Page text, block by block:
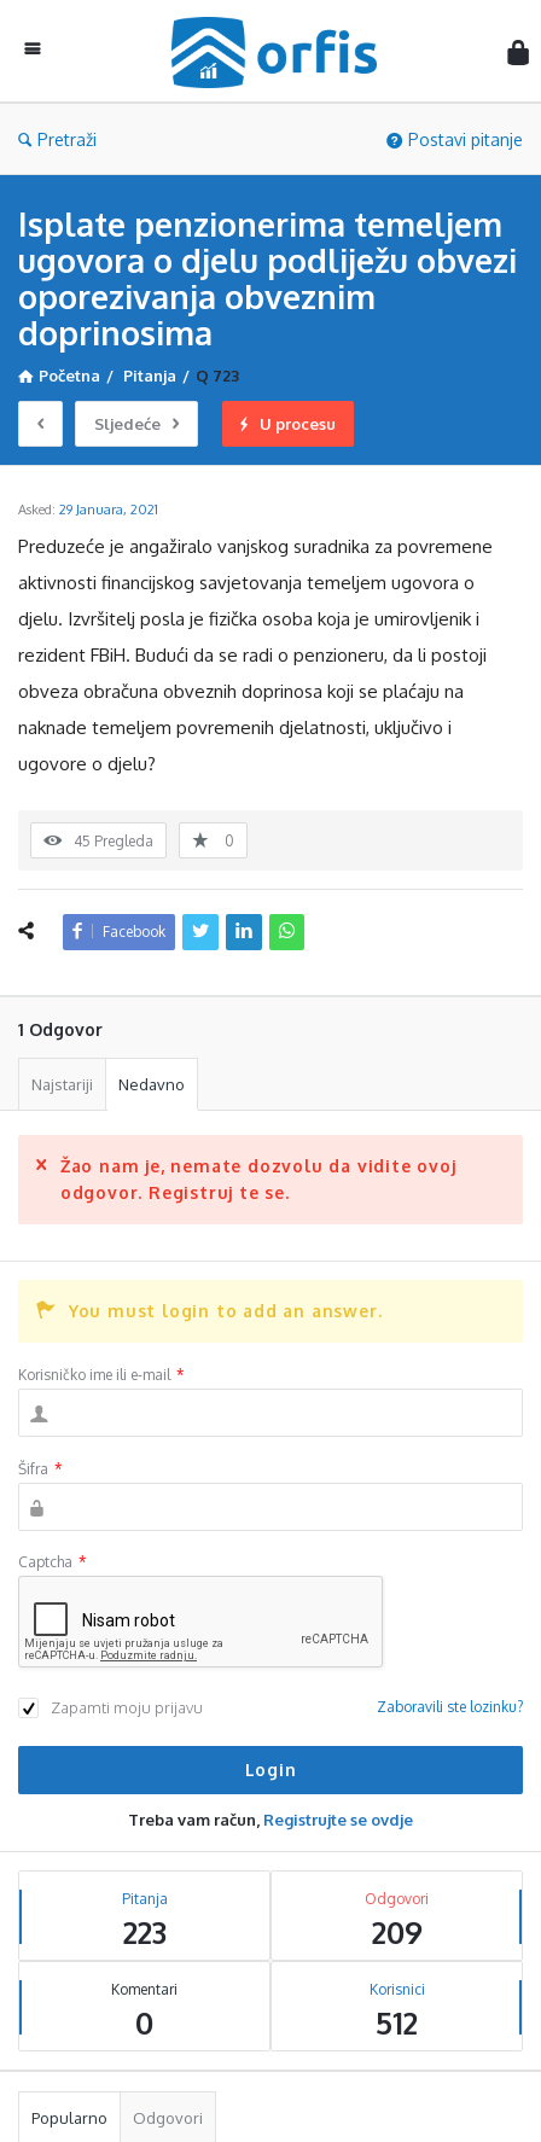
Pretraži Postavi pitanje
Isplate penzionerima temeljem
ugovora o djelu podliježu obvezi
oporezivanja obveznim
doprinosima
Početna / Pitanja / Q 723
Sljedeće U procesu
Asked: 29 Januara, 2021
Preduzeće je angažiralo vanjskog suradnika za povremene
aktivnosti financijskog savjetovanja temeljem ugovora o
djelu. Izvršitelj posla je fizička osoba koja je umirovljenik i
rezident FBiH. Budući da se radi o penzioneru, da li postoji
obveza obračuna obveznih doprinosa koji se plaćaju na
naknade temeljem povremenih djelatnosti, uključivo i
ugovore o djelu?
45 Pregleda 0
Facebook
1 Odgovor
Najstariji Nedavno
Žao nam je, nemate dozvolu da vidite ovoj
odgovor. Registruj te se.
You must login to add an answer.
Korisničko ime ili e-mail *
Šifra *
Captcha *
Zapamti moju prijavu Zaboravili ste lozinku?
Treba vam račun, Registrujte se ovdje
Sidebar
Stats Pitanja
223
Odgovori
209
Komentari
0
Korisnici
512
Popularno Odgovori